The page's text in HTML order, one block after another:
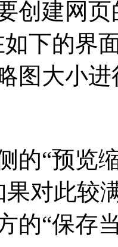
创建网
下的界
图大小
的“预览
果对此较
的“保存